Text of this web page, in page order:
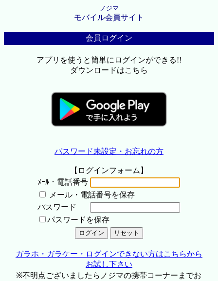
ノジマ
モバイル会員サイト
会員ログイン
アプリを使うと簡単にログインができる!!
ダウンロードはこちら
パスワード未設定・お忘れの方
【ログインフォーム】
ﾒｰﾙ・電話番号
メール・電話番号を保存
パスワード
パスワードを保存
ガラホ・ガラケー・ログインできない方はこちらから
お試し下さい
※不明点ございましたらノジマの携帯コーナーまでお